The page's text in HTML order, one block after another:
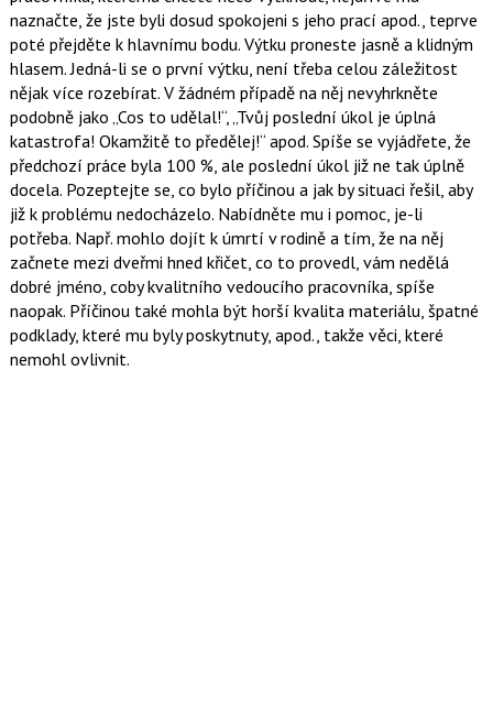
naznačte, že jste byli dosud spokojeni s jeho prací apod., teprve
poté přejděte k hlavnímu bodu. Výtku proneste jasně a klidným
hlasem. Jedná-li se o první výtku, není třeba celou záležitost
nějak více rozebírat. V žádném případě na něj nevyhrkněte
podobně jako „Cos to udělal!“, „Tvůj poslední úkol je úplná
katastrofa! Okamžitě to předělej!“ apod. Spíše se vyjádřete, že
předchozí práce byla 100 %, ale poslední úkol již ne tak úplně
docela. Pozeptejte se, co bylo příčinou a jak by situaci řešil, aby
již k problému nedocházelo. Nabídněte mu i pomoc, je-li
potřeba. Např. mohlo dojít k úmrtí v rodině a tím, že na něj
začnete mezi dveřmi hned křičet, co to provedl, vám nedělá
dobré jméno, coby kvalitního vedoucího pracovníka, spíše
naopak. Příčinou také mohla být horší kvalita materiálu, špatné
podklady, které mu byly poskytnuty, apod., takže věci, které
nemohl ovlivnit.